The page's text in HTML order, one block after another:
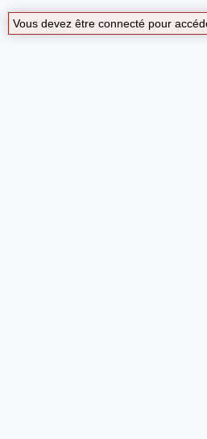
Vous devez être connecté pour